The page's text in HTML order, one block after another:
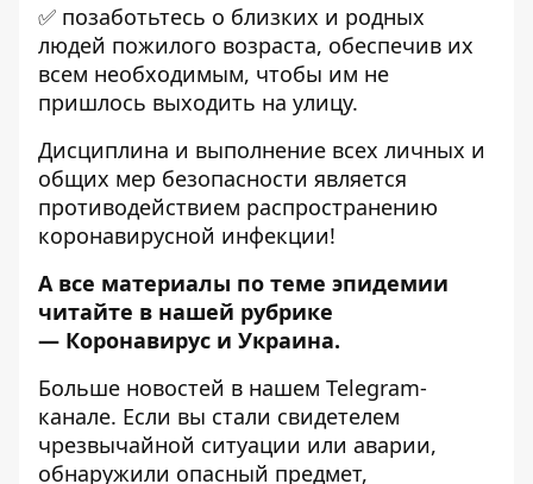
✅ позаботьтесь о близких и родных
людей пожилого возраста, обеспечив их
всем необходимым, чтобы им не
пришлось выходить на улицу.
Дисциплина и выполнение всех личных и
общих мер безопасности является
противодействием распространению
коронавирусной инфекции!
А все материалы по теме эпидемии
читайте в нашей рубрике
— Коронавирус и Украина.
Больше новостей в нашем Telegram-
канале. Если вы стали свидетелем
чрезвычайной ситуации или аварии,
обнаружили опасный предмет,